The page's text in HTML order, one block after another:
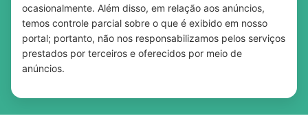
ocasionalmente. Além disso, em relação aos anúncios,
temos controle parcial sobre o que é exibido em nosso
portal; portanto, não nos responsabilizamos pelos serviços
prestados por terceiros e oferecidos por meio de
anúncios.